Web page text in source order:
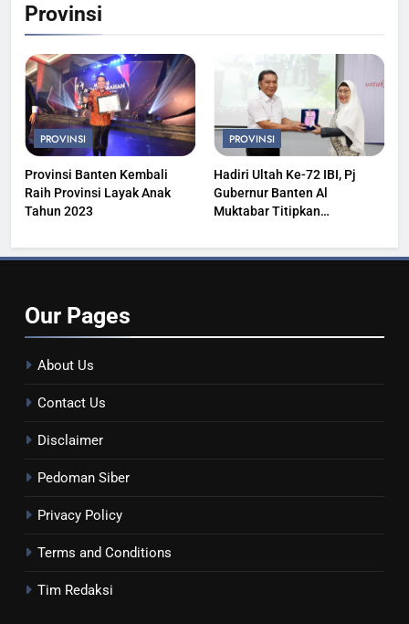
Provinsi
PROVINSI
Provinsi Banten Kembali
Raih Provinsi Layak Anak
Tahun 2023
PROVINSI
Hadiri Ultah Ke-72 IBI, Pj
Gubernur Banten Al
Muktabar Titipkan
Our Pages
About Us
Contact Us
Disclaimer
Pedoman Siber
Privacy Policy
Terms and Conditions
Tim Redaksi